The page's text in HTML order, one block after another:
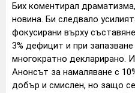
Бих коментирал
новина. Би следвало
фокусирани върху
3% дефицит и при
многократно декларирано.
Анонсът за намаляване с
добър и смислен, но защо